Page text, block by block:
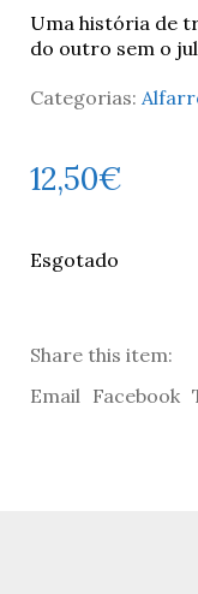
Uma história de
do outro sem o
Categorias:
12,50€
Esgotado
Share this item:
Email Facebook